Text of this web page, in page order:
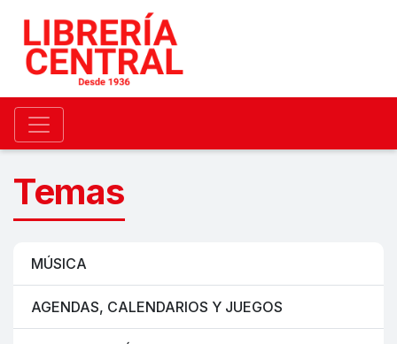
Temas
MÚSICA
AGENDAS, CALENDARIOS Y JUEGOS